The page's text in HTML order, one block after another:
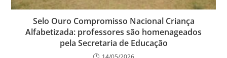
Selo Ouro Compromisso Nacional Criança
Alfabetizada: professores são homenageados
pela Secretaria de Educação